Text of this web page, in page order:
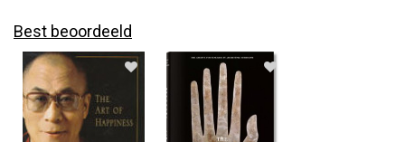
Best beoordeeld